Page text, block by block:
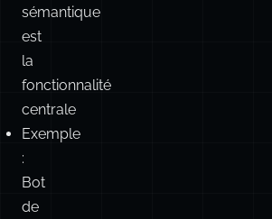
besoin
d’intégrations
LangChain/LlamaIndex
La
recherche
sémantique
est
la
fonctionnalité